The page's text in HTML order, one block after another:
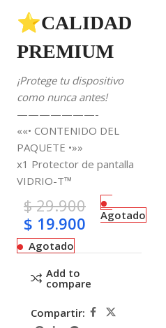
⭐CALIDAD
PREMIUM
¡Protege tu dispositivo
como nunca antes!
———————-
««• CONTENIDO DEL
PAQUETE •»»
x1 Protector de pantalla
VIDRIO-T™
$29.900
$ 19.900 Agotado
Agotado
Add to
compare
Compartir: